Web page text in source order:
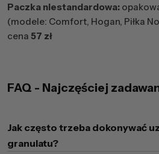
Paczka niestandardowa:
(modele: Comfort, Hogan, Piłka
cena 57 zł
FAQ - Najczęściej
Jak często trzeba dokonywać
granulatu?